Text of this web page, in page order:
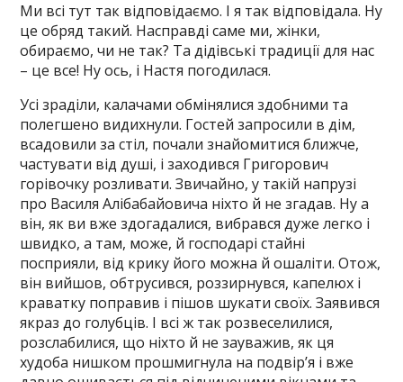
Ми всі тут так відповідаємо. І я так відповідала. Ну
це обряд такий. Насправді саме ми, жінки,
обираємо, чи не так? Та дідівські традиції для нас
– це все! Ну ось, і Настя погодилася.
Усі зраділи, калачами обмінялися здобними та
полегшено видихнули. Гостей запросили в дім,
всадовили за стіл, почали знайомитися ближче,
частувати від душі, і заходився Григорович
горівочку розливати. Звичайно, у такій напрузі
про Василя Алібабайовича ніхто й не згадав. Ну а
він, як ви вже здогадалися, вибрався дуже легко і
швидко, а там, може, й господарі стайні
посприяли, від крику його можна й ошаліти. Отож,
він вийшов, обтрусився, роззирнувся, капелюх і
краватку поправив і пішов шукати своїх. Заявився
якраз до голубців. І всі ж так розвеселилися,
розслабилися, що ніхто й не зауважив, як ця
худоба нишком прошмигнула на подвір’я і вже